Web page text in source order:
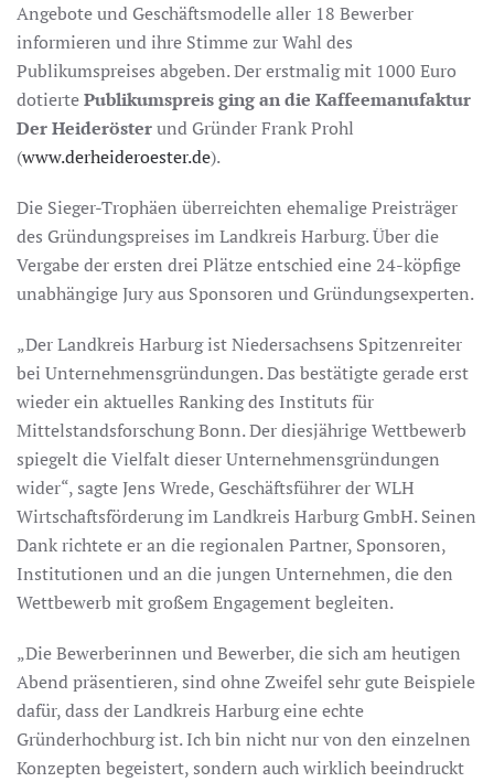
Angebote und Geschäftsmodelle aller 18 Bewerber
informieren und ihre Stimme zur Wahl des
Publikumspreises abgeben. Der erstmalig mit 1000 Euro
dotiertePublikumspreis ging an die Kaffeemanufaktur
Der Heiderösterund Gründer Frank Prohl
(www.derheideroester.de).
Die Sieger-Trophäen überreichten ehemalige Preisträger
des Gründungspreises im Landkreis Harburg. Über die
Vergabe der ersten drei Plätze entschied eine 24-köpfige
unabhängige Jury aus Sponsoren und Gründungsexperten.
„Der Landkreis Harburg ist Niedersachsens Spitzenreiter
bei Unternehmensgründungen. Das bestätigte gerade erst
wieder ein aktuelles Ranking des Instituts für
Mittelstandsforschung Bonn. Der diesjährige Wettbewerb
spiegelt die Vielfalt dieser Unternehmensgründungen
wider“, sagte Jens Wrede, Geschäftsführer der WLH
Wirtschaftsförderung im Landkreis Harburg GmbH. Seinen
Dank richtete er an die regionalen Partner, Sponsoren,
Institutionen und an die jungen Unternehmen, die den
Wettbewerb mit großem Engagement begleiten.
„Die Bewerberinnen und Bewerber, die sich am heutigen
Abend präsentieren, sind ohne Zweifel sehr gute Beispiele
dafür, dass der Landkreis Harburg eine echte
Gründerhochburg ist. Ich bin nicht nur von den einzelnen
Konzepten begeistert, sondern auch wirklich beeindruckt